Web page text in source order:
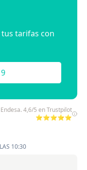
tarifas con
4,6/5 en Trustpilot
⭐⭐⭐⭐⭐
10:30